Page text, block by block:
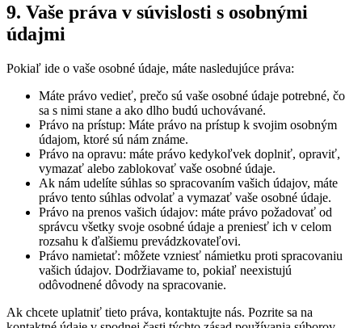
9. Vaše práva v súvislosti s osobnými
údajmi
Pokiaľ ide o vaše osobné údaje, máte nasledujúce práva:
Máte právo vedieť, prečo sú vaše osobné údaje potrebné, čo
sa s nimi stane a ako dlho budú uchovávané.
Právo na prístup: Máte právo na prístup k svojim osobným
údajom, ktoré sú nám známe.
Právo na opravu: máte právo kedykoľvek doplniť, opraviť,
vymazať alebo zablokovať vaše osobné údaje.
Ak nám udelíte súhlas so spracovaním vašich údajov, máte
právo tento súhlas odvolať a vymazať vaše osobné údaje.
Právo na prenos vašich údajov: máte právo požadovať od
správcu všetky svoje osobné údaje a preniesť ich v celom
rozsahu k ďalšiemu prevádzkovateľovi.
Právo namietať: môžete vzniesť námietku proti spracovaniu
vašich údajov. Dodržiavame to, pokiaľ neexistujú
odôvodnené dôvody na spracovanie.
Ak chcete uplatniť tieto práva, kontaktujte nás. Pozrite sa na